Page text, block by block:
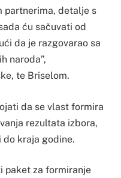
partnerima, detalje s
ću sačuvati od
da je razgovarao sa
naroda”,
te Briselom.
da se vlast formira
rezultata izbora,
kraja godine.
paket za formiranje